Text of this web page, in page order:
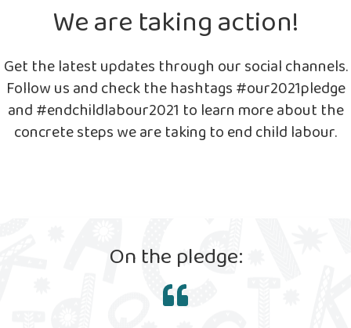
We are taking action!
Get the latest updates through our social channels.
Follow us and check the hashtags #our2021pledge
and #endchildlabour2021 to learn more about the
concrete steps we are taking to end child labour.
On the pledge: